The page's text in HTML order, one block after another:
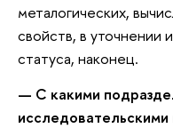
металогических,
свойств, в уточнении
статуса, наконец.
— С какими